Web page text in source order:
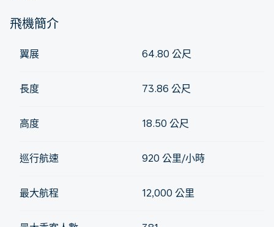
飛機簡介
翼展 64.80 公尺
長度 73.86 公尺
高度 18.50 公尺
巡行航速 920 公里/小時
最大航程 12,000 公里